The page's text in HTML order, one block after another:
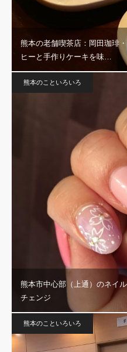
熊本の老舗喫茶店：岡田珈琲
ヒーと手作りケーキを味…
熊本のこといろいろ
熊本市中心部（上通）のネイ
チェンジ
熊本のこといろいろ